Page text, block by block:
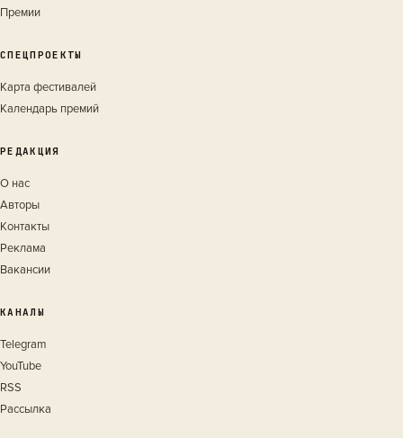
Премии
СПЕЦПРОЕКТЫ
Карта фестивалей
Календарь премий
РЕДАКЦИЯ
О нас
Авторы
Контакты
Реклама
Вакансии
КАНАЛЫ
Telegram
YouTube
RSS
Рассылка